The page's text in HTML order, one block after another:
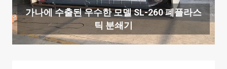
가나에 수출된 우수한 모델 SL-260 폐플라스
틱 분쇄기